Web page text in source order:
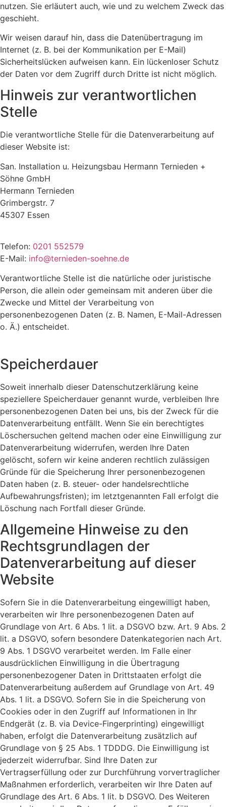
nutzen. Sie erläutert auch, wie und zu welchem Zweck das
geschieht.
Wir weisen darauf hin, dass die Datenübertragung im
Internet (z. B. bei der Kommunikation per E-Mail)
Sicherheitslücken aufweisen kann. Ein lückenloser Schutz
der Daten vor dem Zugriff durch Dritte ist nicht möglich.
Hinweis zur verantwortlichen
Stelle
Die verantwortliche Stelle für die Datenverarbeitung auf
dieser Website ist:
San. Installation u. Heizungsbau Hermann Ternieden +
Söhne GmbH
Hermann Ternieden
Grimbergstr. 7
45307 Essen
Telefon: 0201 552579
E-Mail: info@ternieden-soehne.de
Verantwortliche Stelle ist die natürliche oder juristische
Person, die allein oder gemeinsam mit anderen über die
Zwecke und Mittel der Verarbeitung von
personenbezogenen Daten (z. B. Namen, E-Mail-Adressen
o. Ä.) entscheidet.
Speicherdauer
Soweit innerhalb dieser Datenschutzerklärung keine
speziellere Speicherdauer genannt wurde, verbleiben Ihre
personenbezogenen Daten bei uns, bis der Zweck für die
Datenverarbeitung entfällt. Wenn Sie ein berechtigtes
Löschersuchen geltend machen oder eine Einwilligung zur
Datenverarbeitung widerrufen, werden Ihre Daten
gelöscht, sofern wir keine anderen rechtlich zulässigen
Gründe für die Speicherung Ihrer personenbezogenen
Daten haben (z. B. steuer- oder handelsrechtliche
Aufbewahrungsfristen); im letztgenannten Fall erfolgt die
Löschung nach Fortfall dieser Gründe.
Allgemeine Hinweise zu den
Rechtsgrundlagen der
Datenverarbeitung auf dieser
Website
Sofern Sie in die Datenverarbeitung eingewilligt haben,
verarbeiten wir Ihre personenbezogenen Daten auf
Grundlage von Art. 6 Abs. 1 lit. a DSGVO bzw. Art. 9 Abs. 2
lit. a DSGVO, sofern besondere Datenkategorien nach Art.
9 Abs. 1 DSGVO verarbeitet werden. Im Falle einer
ausdrücklichen Einwilligung in die Übertragung
personenbezogener Daten in Drittstaaten erfolgt die
Datenverarbeitung außerdem auf Grundlage von Art. 49
Abs. 1 lit. a DSGVO. Sofern Sie in die Speicherung von
Cookies oder in den Zugriff auf Informationen in Ihr
Endgerät (z. B. via Device-Fingerprinting) eingewilligt
haben, erfolgt die Datenverarbeitung zusätzlich auf
Grundlage von § 25 Abs. 1 TDDDG. Die Einwilligung ist
jederzeit widerrufbar. Sind Ihre Daten zur
Vertragserfüllung oder zur Durchführung vorvertraglicher
Maßnahmen erforderlich, verarbeiten wir Ihre Daten auf
Grundlage des Art. 6 Abs. 1 lit. b DSGVO. Des Weiteren